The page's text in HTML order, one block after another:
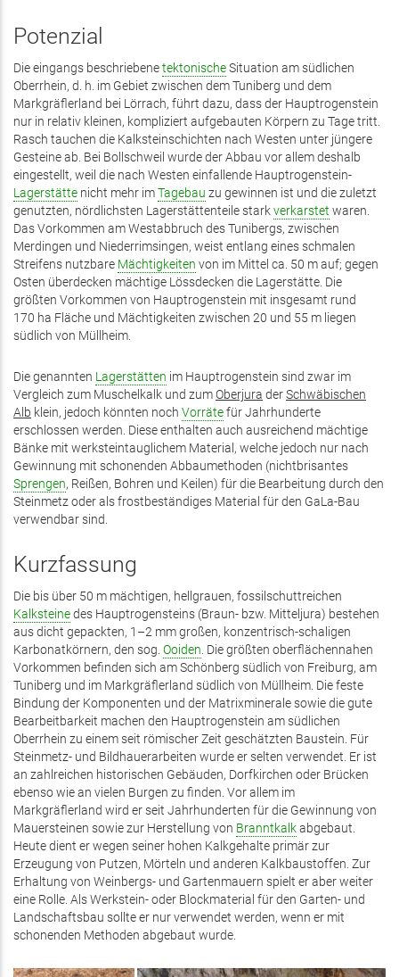
Potenzial
Die eingangs beschriebenetektonischeSituation am südlichen
Oberrhein, d. h. im Gebiet zwischen dem Tuniberg und dem
Markgräflerland bei Lörrach, führt dazu, dass der Hauptrogenstein
nur in relativ kleinen, kompliziert aufgebauten Körpern zu Tage tritt.
Rasch tauchen die Kalksteinschichten nach Westen unter jüngere
Gesteine ab. Bei Bollschweil wurde der Abbau vor allem deshalb
eingestellt, weil die nach Westen einfallende Hauptrogenstein-
Lagerstätte nicht mehr imTagebau zu gewinnen ist und die zuletzt
genutzten, nördlichsten Lagerstättenteile starkverkarstet waren.
Das Vorkommen am Westabbruch des Tunibergs, zwischen
Merdingen und Niederrimsingen, weist entlang eines schmalen
Streifens nutzbare Mächtigkeiten von im Mittel ca. 50 m auf; gegen
Osten überdecken mächtige Lössdecken die Lagerstätte. Die
größten Vorkommen von Hauptrogenstein mit insgesamt rund
170 ha Fläche und Mächtigkeiten zwischen 20 und 55 m liegen
südlich von Müllheim.
Die genannten Lagerstätten im Hauptrogenstein sind zwar im
Vergleich zum Muschelkalk und zumOberjura derSchwäbischen
Alb klein, jedoch könnten noch Vorrätefür Jahrhunderte
erschlossen werden. Diese enthalten auch ausreichend mächtige
Bänke mit werksteintauglichem Material, welche jedoch nur nach
Gewinnung mit schonenden Abbaumethoden (nichtbrisantes
Sprengen, Reißen, Bohren und Keilen) für die Bearbeitung durch den
Steinmetz oder als frostbeständiges Material für den GaLa-Bau
verwendbar sind.
Kurzfassung
Die bis über 50 m mächtigen, hellgrauen, fossilschuttreichen
Kalksteinedes Hauptrogensteins (Braun- bzw. Mitteljura) bestehen
aus dicht gepackten, 1–2 mm großen, konzentrisch-schaligen
Karbonatkörnern, den sog. Ooiden. Die größten oberflächennahen
Vorkommen befinden sich am Schönberg südlich von Freiburg, am
Tuniberg und im Markgräflerland südlich von Müllheim. Die feste
Bindung der Komponenten und der Matrixminerale sowie die gute
Bearbeitbarkeit machen den Hauptrogenstein am südlichen
Oberrhein zu einem seit römischer Zeit geschätzten Baustein. Für
Steinmetz- und Bildhauerarbeiten wurde er selten verwendet. Er ist
an zahlreichen historischen Gebäuden, Dorfkirchen oder Brücken
ebenso wie an vielen Burgen zu finden. Vor allem im
Markgräflerland wird er seit Jahrhunderten für die Gewinnung von
Mauersteinen sowie zur Herstellung von Branntkalkabgebaut.
Heute dient er wegen seiner hohen Kalkgehalte primär zur
Erzeugung von Putzen, Mörteln und anderen Kalkbaustoffen. Zur
Erhaltung von Weinbergs- und Gartenmauern spielt er aber weiter
eine Rolle. Als Werkstein- oder Blockmaterial für den Garten- und
Landschaftsbau sollte er nur verwendet werden, wenn er mit
schonenden Methoden abgebaut wurde.